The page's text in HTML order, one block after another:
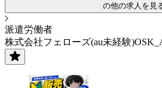
の他の求人を見
派遣労働者
株式会社フェローズ(au未経験